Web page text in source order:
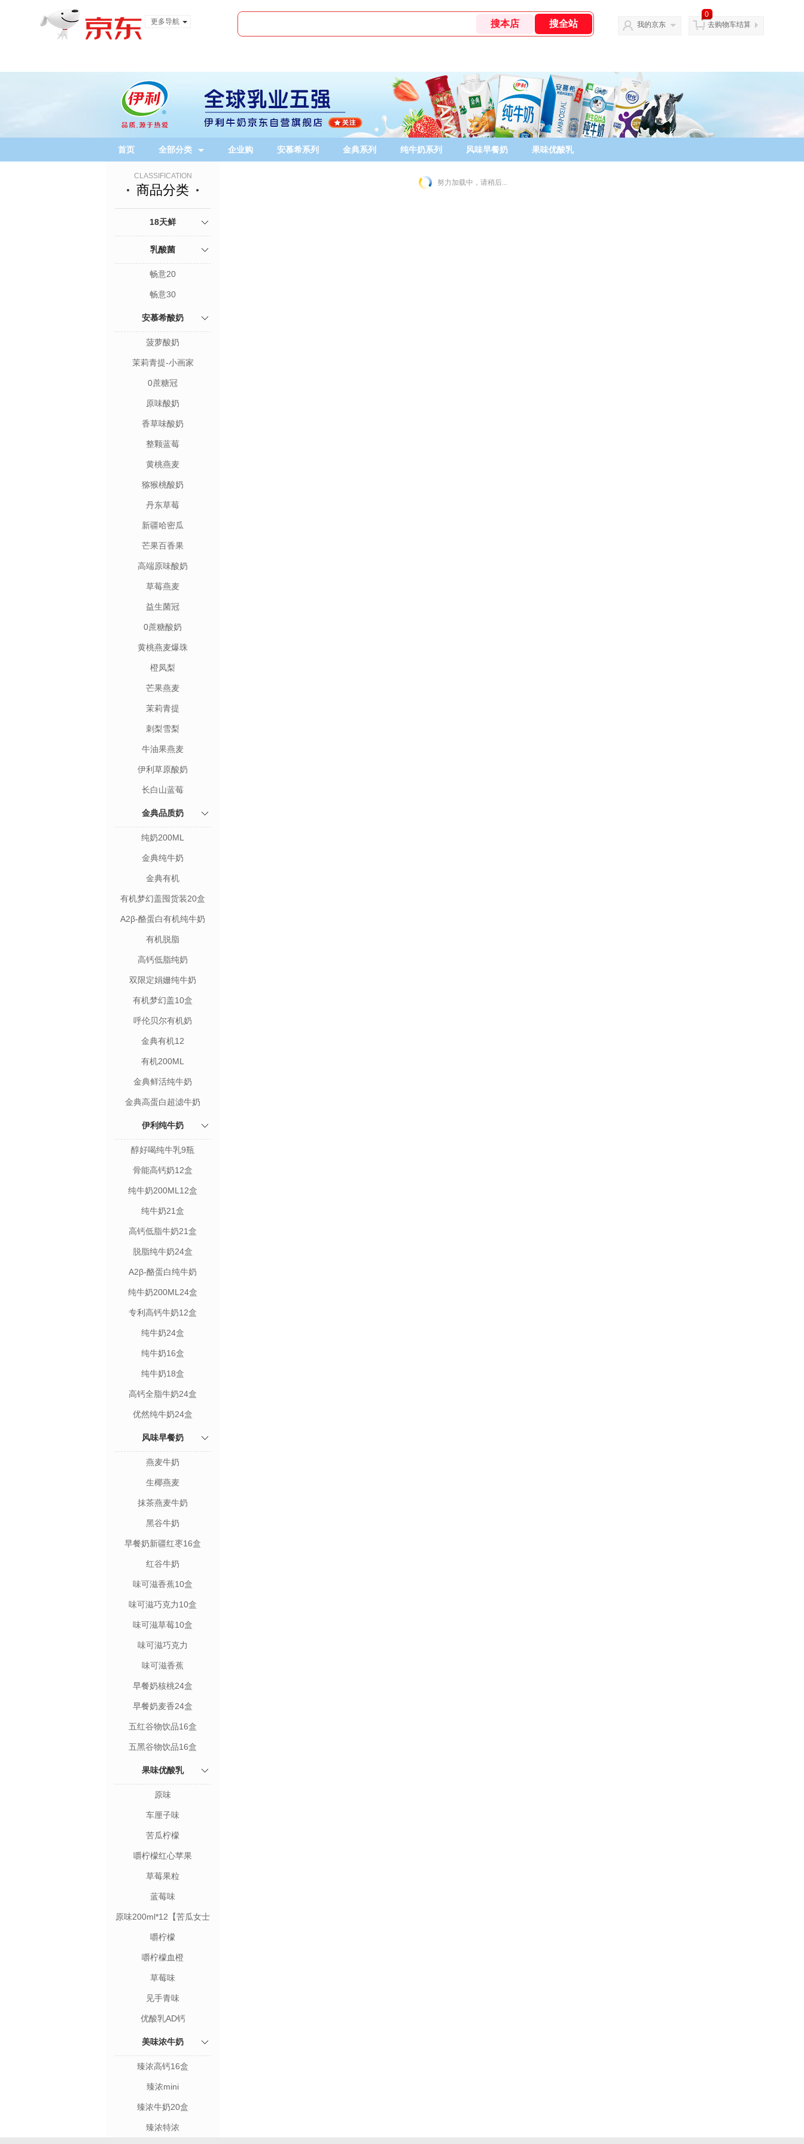
更多导航
我的京东
0
去购物车结算
首页 全部分类 企业购 安慕希系列 金典系列 纯牛奶系列 风味早餐奶 果味优酸乳
CLASSIFICATION
商品分类
18天鲜
乳酸菌
畅意20
畅意30
安慕希酸奶
菠萝酸奶
茉莉青提-小画家
0蔗糖冠
原味酸奶
香草味酸奶
整颗蓝莓
黄桃燕麦
猕猴桃酸奶
丹东草莓
新疆哈密瓜
芒果百香果
高端原味酸奶
草莓燕麦
益生菌冠
0蔗糖酸奶
黄桃燕麦爆珠
橙凤梨
芒果燕麦
茉莉青提
刺梨雪梨
牛油果燕麦
伊利草原酸奶
长白山蓝莓
金典品质奶
纯奶200ML
金典纯牛奶
金典有机
有机梦幻盖囤货装20盒
A2β-酪蛋白有机纯牛奶
有机脱脂
高钙低脂纯奶
双限定娟姗纯牛奶
有机梦幻盖10盒
呼伦贝尔有机奶
金典有机12
有机200ML
金典鲜活纯牛奶
金典高蛋白超滤牛奶
伊利纯牛奶
醇好喝纯牛乳9瓶
骨能高钙奶12盒
纯牛奶200ML12盒
纯牛奶21盒
高钙低脂牛奶21盒
脱脂纯牛奶24盒
A2β-酪蛋白纯牛奶
200ML24盒
纯牛奶200ML24盒
专利高钙牛奶12盒
纯牛奶24盒
纯牛奶16盒
纯牛奶18盒
高钙全脂牛奶24盒
优然纯牛奶24盒
风味早餐奶
燕麦牛奶
生椰燕麦
抹茶燕麦牛奶
黑谷牛奶
早餐奶新疆红枣16盒
红谷牛奶
味可滋香蕉10盒
味可滋巧克力10盒
味可滋草莓10盒
味可滋巧克力
味可滋香蕉
早餐奶核桃24盒
早餐奶麦香24盒
五红谷物饮品16盒
五黑谷物饮品16盒
果味优酸乳
原味
车厘子味
苦瓜柠檬
嚼柠檬红心苹果
草莓果粒
蓝莓味
原味200ml*12【苦瓜女士
限定装】
嚼柠檬
嚼柠檬血橙
草莓味
见手青味
优酸乳AD钙
美味浓牛奶
臻浓高钙16盒
臻浓mini
臻浓牛奶20盒
臻浓特浓
努力加载中，请稍后...